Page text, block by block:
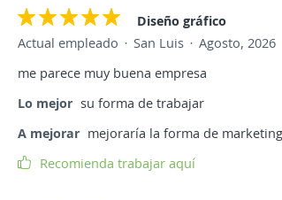
Diseño gráfico
Actual empleado
San Luis
Agosto, 2026
me parece muy buena empresa
Lo mejor su forma de trabajar
A mejorar mejoraría la forma de
Recomienda trabajar aquí